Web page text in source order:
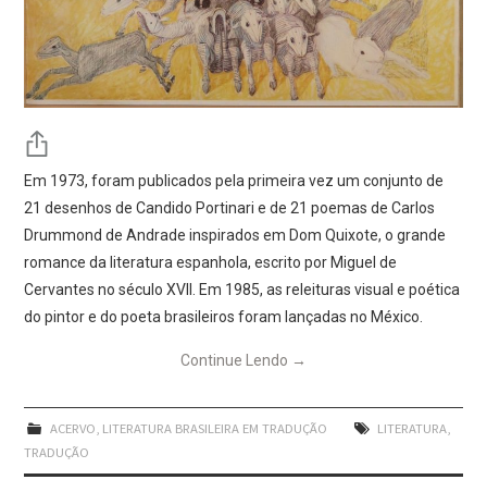
Em 1973, foram publicados pela primeira vez um conjunto de
21 desenhos de Candido Portinari e de 21 poemas de Carlos
Drummond de Andrade inspirados em Dom Quixote, o grande
romance da literatura espanhola, escrito por Miguel de
Cervantes no século XVII. Em 1985, as releituras visual e poética
do pintor e do poeta brasileiros foram lançadas no México.
Continue Lendo →
ACERVO, LITERATURA BRASILEIRA EM TRADUÇÃO LITERATURA,
TRADUÇÃO